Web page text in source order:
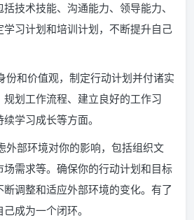
技术技能、沟通能力、领导能力、
习计划和培训计划，不断提升自己
份和价值观，制定行动计划并付诸实
划工作流程、建立良好的工作习
学习成长等方面。
外部环境对你的影响，包括组织文
需求等。确保你的行动计划和目标
调整和适应外部环境的变化。有了
成为一个闭环。